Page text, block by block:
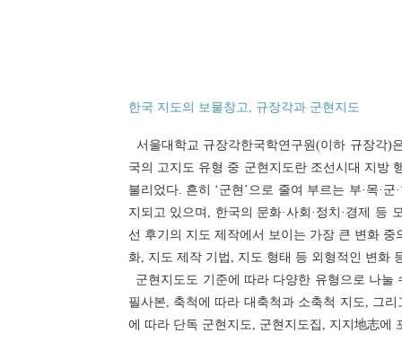
한국 지도의 보물창고, 규장각과 군현지도
서울대학교 규장각한국학연구원(이하 규장각)
국의 고지도 유형 중 군현지도란 조선시대 지방
불리었다. 흔히 ‘군현’으로 줄여 부르는 부·목·
지되고 있으며, 한국의 문화·사회·정치·경제
선 후기의 지도 제작에서 보이는 가장 큰 변화
화, 지도 제작 기법, 지도 형태 등 외형적인 변화
군현지도도 기준에 따라 다양한 유형으로 나
필사본, 축척에 따라 대축척과 소축척 지도, 그
에 따라 단독 군현지도, 군현지도집, 지지地志에